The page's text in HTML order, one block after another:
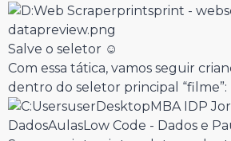
Salve o seletor ☺
Com essa tática, vamos seguir
dentro do seletor principal “filme”: